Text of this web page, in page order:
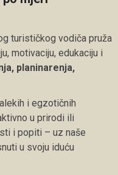
turističkog vodiča pruža
motivaciju, edukaciju i
planinarenja,
i egzotičnih
u prirodi ili
i popiti – uz naše
u svoju iduću